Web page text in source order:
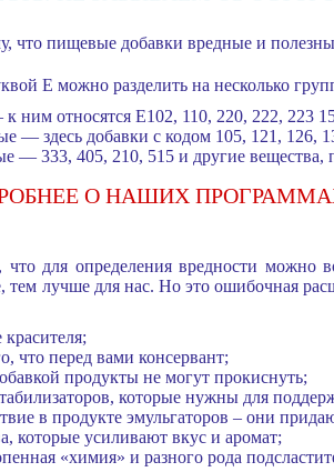
что пищевые добавки вредные и
E можно разделить на несколько
ним относятся Е102, 110, 220, 222, 223
— здесь добавки с кодом 105, 121, 126,
— 333, 405, 210, 515 и другие вещества,
О НАШИХ
что для определения вредности можно
лучше для нас. Но это ошибочная
что перед вами консервант;
продукты не могут прокиснуть;
которые нужны для
в продукте эмульгаторов – они
которые усиливают вкус и аромат;
«химия» и разного рода